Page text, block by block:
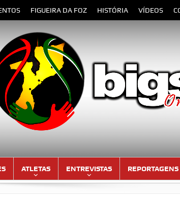
FIGUEIRA DA FOZ HISTÓRIA VÍDEOS
ATLETAS ENTREVISTAS REPORTAGENS